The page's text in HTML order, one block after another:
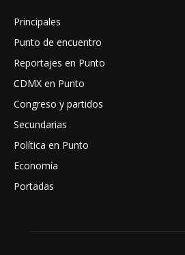
Principales
Punto de encuentro
Reportajes en Punto
CDMX en Punto
Congreso y partidos
Secundarias
Política en Punto
Economía
Portadas